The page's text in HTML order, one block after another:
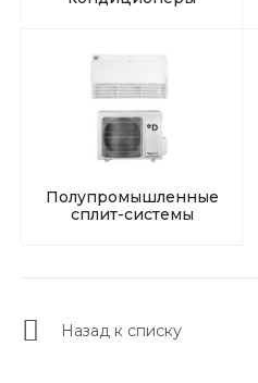
Полупромышленные
сплит-системы
Назад к списку